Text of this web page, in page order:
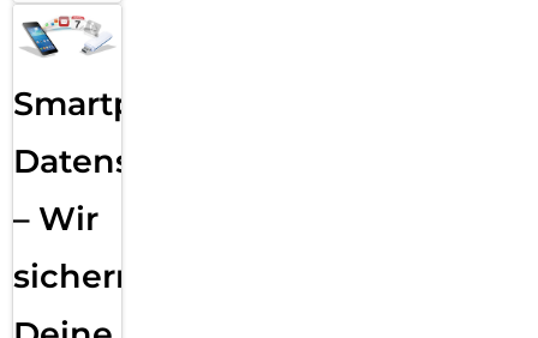
Smartphone
Datensicherung
– Wir
sichern